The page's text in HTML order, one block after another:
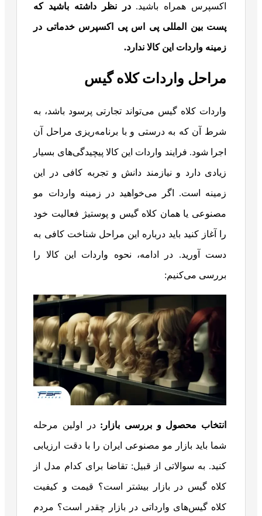
اکسپرس همراه باشید.در نظر داشته باشید که
پست بین المللی پی اس پی اکسپرس خدماتی در
زمینه واردات این کالا ندارد.
مراحل واردات کلاه گیس
واردات کلاه گیس می‌تواند تجارتی پرسود باشد، به
شرط آن که به درستی و با برنامه‌ریزی مراحل آن
اجرا شود. فرایند واردات این کالا پیچیدگی‌های بسیار
زیادی دارد و نیازمند دانش و تجربه کافی در این
زمینه است. اگر می‌خواهید در زمینه واردات مو
مصنوعی یا همان کلاه گیس و پوستیژ فعالیت خود
را آغاز کنید باید درباره این مراحل شناخت کافی به
دست آورید. در ادامه، نحوه واردات این کالا را
بررسی می‌کنیم:
انتخاب محصول و بررسی بازار: در اولین مرحله
شما باید بازار مو مصنوعی ایران را با دقت ارزیابی
کنید. به سوالاتی از قبیل: تقاضا برای کدام مدل از
کلاه گیس در بازار بیشتر است؟ قیمت و کیفیت
کلاه گیس‌های وارداتی در بازار چقدر است؟ مردم